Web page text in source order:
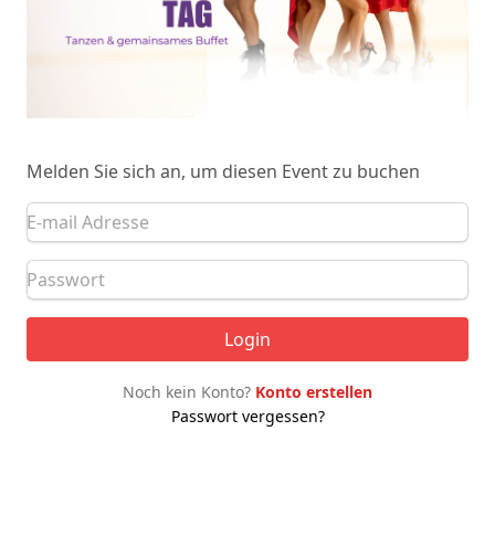
Melden Sie sich an, um diesen Event zu buchen
Login
Noch kein Konto? Konto erstellen
Passwort vergessen?